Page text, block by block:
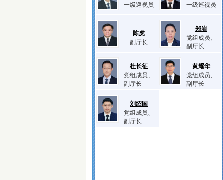
一级巡视员
一级巡视员
陈虎
副厅长
郑岩
党组成员、
副厅长
杜长征
党组成员、
副厅长
黄耀华
党组成员、
副厅长
刘绍国
党组成员、
副厅长